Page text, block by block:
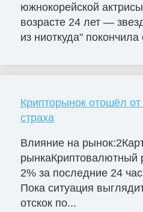
южнокорейской
возрасте 24 лет —
из ниоткуда"
Крипторынок отошёл от
страха
Влияние на
рынкаКриптовалютный
2% за последние 24
Пока ситуация
отскок по...